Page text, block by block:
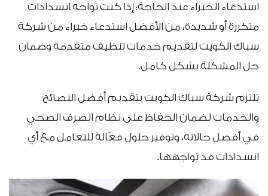
استدعاء الخبراء عند الحاجة: إذا كنت تواجه انسدادات
متكررة أو شديدة، من الأفضل استدعاء خبراء من شركة
سباك الكويت لتقديم خدمات تنظيف متقدمة وضمان
حل المشكلة بشكل كامل.
تلتزم شركة سباك الكويت بتقديم أفضل النصائح
والخدمات لضمان الحفاظ على نظام الصرف الصحي
في أفضل حالاته، وتوفير حلول فعّالة للتعامل مع أي
انسدادات قد تواجهها.